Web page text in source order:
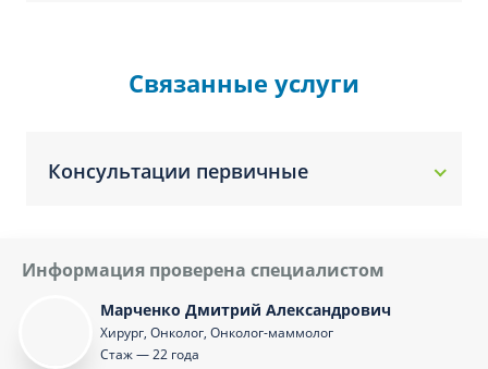
Связанные услуги
Консультации первичные
Информация проверена специалистом
Марченко Дмитрий Александрович
Хирург, Онколог, Онколог-маммолог
Стаж — 22 года